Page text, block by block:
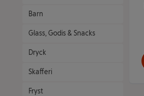
Barn
Glass, Godis & Snacks
Dryck
Skafferi
Fryst